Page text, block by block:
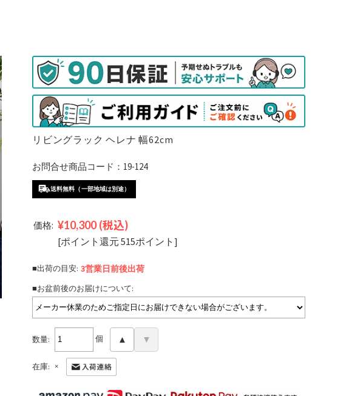
リビングラック ヘレナ 幅62cm
お問合せ商品コード：19-124
送料無料（一部地域は別途）
価格: ¥10,300 (税込)
[ポイント還元 515ポイント]
■出荷の目安: 3営業日前後出荷
■お盆前後のお届けについて:
数量: 個 ▲ ▼
在庫: ×